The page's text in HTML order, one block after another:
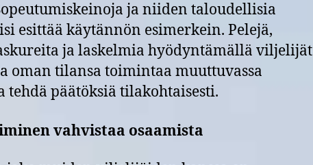
ja niiden taloudellisia
esittää käytännön esimerkein. Pelejä,
ja laskelmia hyödyntämällä viljelijät
oman tilansa toimintaa muuttuvassa
tehdä päätöksiä tilakohtaisesti.
vahvistaa osaamista